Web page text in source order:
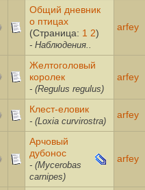
Общий дневник
о птицах
(Страница: 1 2)
- Наблюдения..
arfey
Желтоголовый
королек
- (Regulus regulus)
arfey
Клест-еловик
- (Loxia curvirostra)
arfey
Арчовый
дубонос
- (Mycerobas
carnipes)
arfey